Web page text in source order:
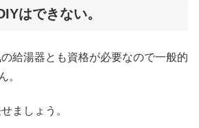
はできない。
給湯器とも資格が必要なので一般的
。
ましょう。